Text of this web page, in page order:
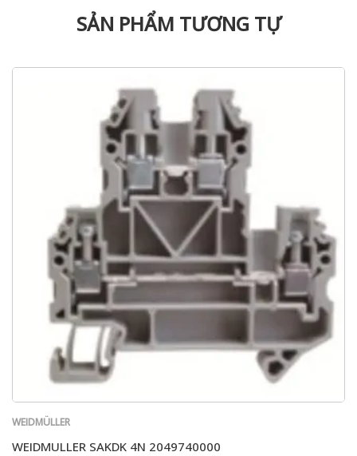
SẢN PHẨM TƯƠNG TỰ
WEIDMÜLLER
WEIDMULLER SAKDK 4N 2049740000